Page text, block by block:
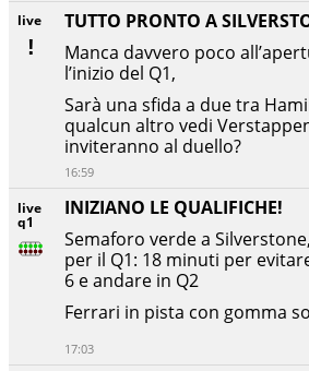
live
q1
INIZIANO LE QUALIFICHE!
Semaforo verde a
per il Q1: 18 minuti per
6 e andare in Q2
Ferrari in pista con gomma
17:03
live
TUTTO PRONTO A
Manca davvero poco
l’inizio del Q1,
Sarà una sfida a due tra
qualcun altro vedi
inviteranno al duello?
16:59